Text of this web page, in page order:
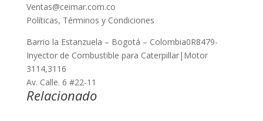
Ventas@ceimar.com.co
Políticas, Términos y Condiciones
Barrio la Estanzuela – Bogotá – Colombia0R8479-
Inyector de Combustible para Caterpillar|Motor
3114,3116
Av. Calle. 6 #22-11
Relacionado